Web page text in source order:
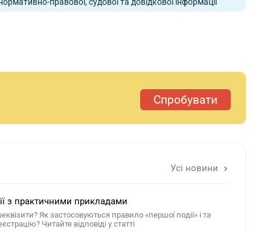
Спробувати
Усі новини
з практичними прикладами
Як застосовуються правило «першої події» і та
Читайте відповіді у статті